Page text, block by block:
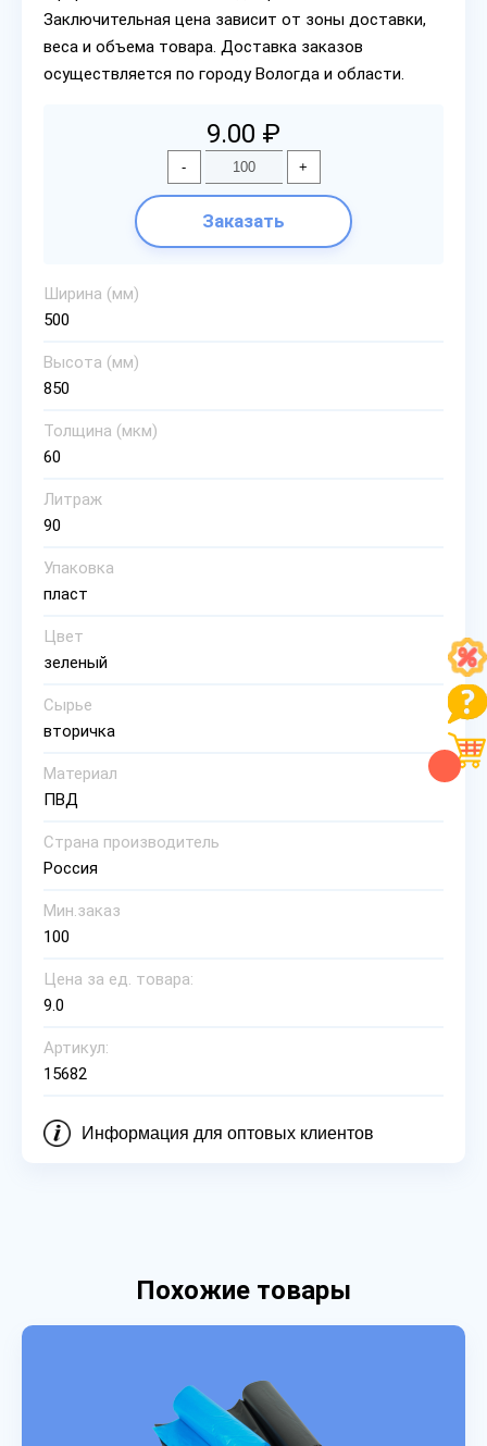
Заключительная цена зависит от зоны доставки,
веса и объема товара. Доставка заказов
осуществляется по городу Вологда и области.
9.00 ₽
- +
Заказать
Ширина (мм)
500
Высота (мм)
850
Толщина (мкм)
60
Литраж
90
Упаковка
пласт
Цвет
зеленый
Сырье
вторичка
Материал
ПВД
Страна производитель
Россия
Мин.заказ
100
Цена за ед. товара:
9.0
Артикул:
15682
Информация для оптовых клиентов
Похожие товары